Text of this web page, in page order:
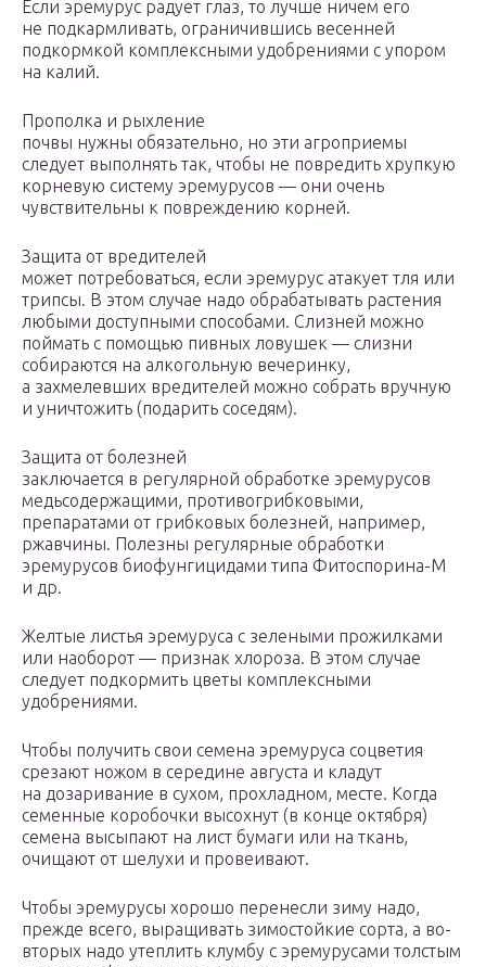
Если эремурус радует глаз, то лучше ничем его
не подкармливать, ограничившись весенней
подкормкой комплексными удобрениями с упором
на калий.
Прополка и рыхление
почвы нужны обязательно, но эти агроприемы
следует выполнять так, чтобы не повредить хрупкую
корневую систему эремурусов — они очень
чувствительны к повреждению корней.
Защита от вредителей
может потребоваться, если эремурус атакует тля или
трипсы. В этом случае надо обрабатывать растения
любыми доступными способами. Слизней можно
поймать с помощью пивных ловушек — слизни
собираются на алкогольную вечеринку,
а захмелевших вредителей можно собрать вручную
и уничтожить (подарить соседям).
Защита от болезней
заключается в регулярной обработке эремурусов
медьсодержащими, противогрибковыми,
препаратами от грибковых болезней, например,
ржавчины. Полезны регулярные обработки
эремурусов биофунгицидами типа Фитоспорина-М
и др.
Желтые листья эремуруса с зелеными прожилками
или наоборот — признак хлороза. В этом случае
следует подкормить цветы комплексными
удобрениями.
Чтобы получить свои семена эремуруса соцветия
срезают ножом в середине августа и кладут
на дозаривание в сухом, прохладном, месте. Когда
семенные коробочки высохнут (в конце октября)
семена высыпают на лист бумаги или на ткань,
очищают от шелухи и провеивают.
Чтобы эремурусы хорошо перенесли зиму надо,
прежде всего, выращивать зимостойкие сорта, а во-
вторых надо утеплить клумбу с эремурусами толстым